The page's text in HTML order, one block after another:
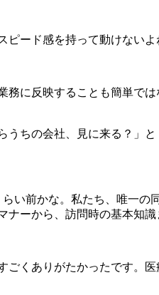
ピード感を持って動けないよ
務に反映することも簡単で
うちの会社、見に来る？」
い前かな。私たち、唯一の
ナーから、訪問時の基本知識
ごくありがたかったです。